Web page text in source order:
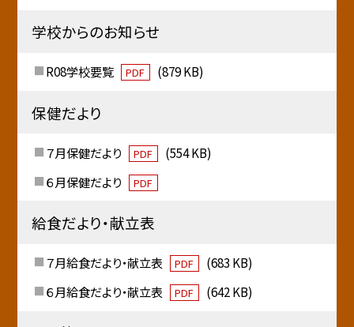
学校からのお知らせ
R08学校要覧 PDF (879 KB)
保健だより
７月保健だより PDF
(554 KB)
６月保健だより
PDF
給食だより・献立表
７月給食だより・献立表 PDF
(683 KB)
６月給食だより・献立表
PDF (642 KB)